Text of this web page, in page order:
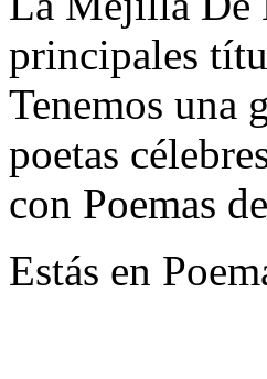
principales
Tenemos una
poetas
con Poemas
Estás en